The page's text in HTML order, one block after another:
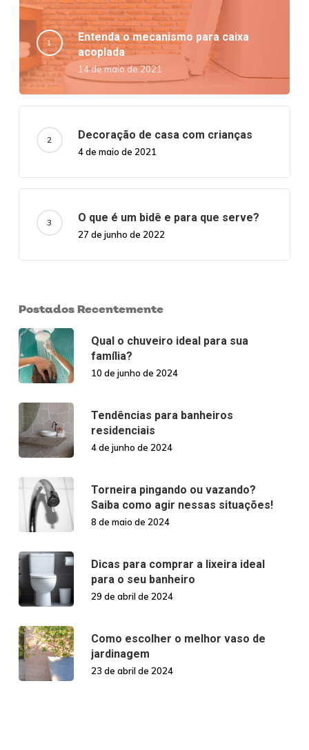
Entenda o mecanismo para caixa
acoplada
14 de maio de 2021
Decoração de casa com crianças
4 de maio de 2021
O que é um bidê e para que serve?
27 de junho de 2022
Postados Recentemente
Qual o chuveiro ideal para sua
família?
10 de junho de 2024
Tendências para banheiros
residenciais
4 de junho de 2024
Torneira pingando ou vazando?
Saiba como agir nessas situações!
8 de maio de 2024
Dicas para comprar a lixeira ideal
para o seu banheiro
29 de abril de 2024
Como escolher o melhor vaso de
jardinagem
23 de abril de 2024